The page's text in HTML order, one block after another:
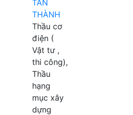
TÂN
THÀNH
Thầu cơ
điện (
Vật tư ,
thi công),
Thầu
hạng
mục xây
dựng